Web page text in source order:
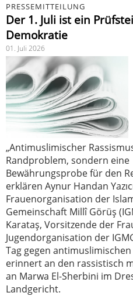
PRESSEMITTEILUNG
Der 1. Juli ist ein
Demokratie
01. Juli 2026
„Antimuslimischer
Randproblem, sondern eine
Bewährungsprobe für den
erklären Aynur Handan
Frauenorganisation der
Gemeinschaft Millî Görüş
Karataş, Vorsitzende der
Jugendorganisation der
Tag gegen antimuslimischen
erinnert an den rassistisch
an Marwa El-Sherbini im
Landgericht.